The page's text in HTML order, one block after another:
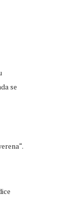
se
“.